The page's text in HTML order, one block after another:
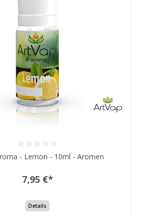
- Lemon - 10ml - Aromen
7,95 €*
Details